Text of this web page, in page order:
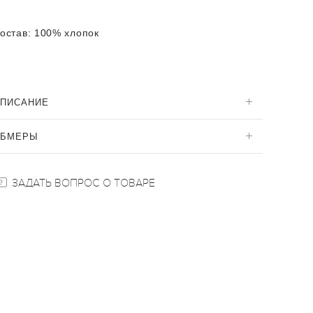
100% хлопок
ЗАДАТЬ ВОПРОС О ТОВАРЕ